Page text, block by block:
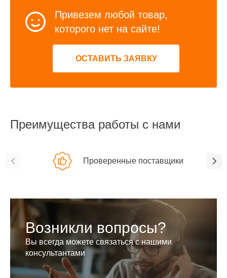
Привезем любой товар,
которого нет на сайте!
ОСТАВИТЬ ЗАЯВКУ
Преимущества работы с нами
Проверенные поставщики
Возникли вопросы?
Вы всегда можете связаться с нашими
консультантами